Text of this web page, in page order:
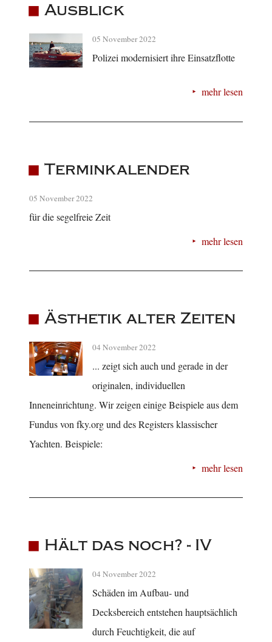
Ausblick
05 November 2022
Polizei modernisiert ihre Einsatzflotte
mehr lesen
Terminkalender
05 November 2022
für die segelfreie Zeit
mehr lesen
Ästhetik alter Zeiten
04 November 2022
... zeigt sich auch und gerade in der
originalen, individuellen
Inneneinrichtung. Wir zeigen einige Beispiele aus dem
Fundus von fky.org und des Registers klassischer
Yachten. Beispiele:
mehr lesen
Hält das noch? - IV
04 November 2022
Schäden im Aufbau- und
Decksbereich entstehen hauptsächlich
durch Feuchtigkeit, die auf